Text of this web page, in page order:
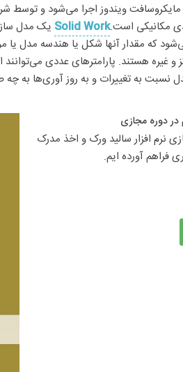
ویندوز اجرا می‌شود و توسط
مکانیکی است.Solid Work یک مدل ساز
که مقدار آنها شکل یا هندسه مدل یا
هستند. پارامترهای عددی می‌توانند
به تغییرات و به روز آوری‌ها به
در دوره مجازی​
فراهم آورده ایم.